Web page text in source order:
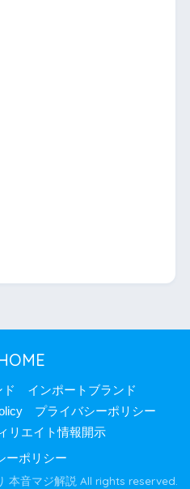
ド
インポートブランド
プライバシーポリシー
リエイト情報開示
ーポリシー
本音マジ解説 All rights reserved.